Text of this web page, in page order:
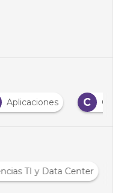
Aplicaciones C Centro
TI y Data Center